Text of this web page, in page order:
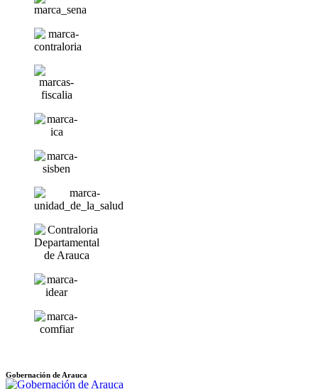
Gobernación de Arauca